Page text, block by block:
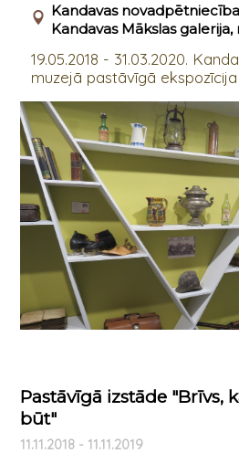
Kandavas
Kandavas Mākslas
19.05.2018 - 31.03.2020.
muzejā pastāvīgā ekspozīcija
Pastāvīgā izstāde "Brīvs,
būt"
11.11.2018 - 11.11.2019